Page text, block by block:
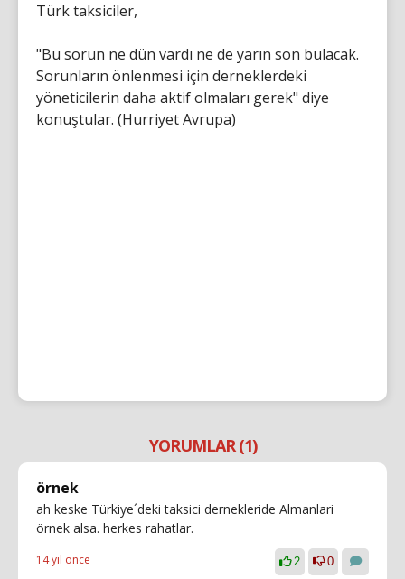
Türk taksiciler,
"Bu sorun ne dün vardı ne de yarın son bulacak.
Sorunların önlenmesi için derneklerdeki
yöneticilerin daha aktif olmaları gerek" diye
konuştular. (Hurriyet Avrupa)
YORUMLAR (1)
örnek
ah keske Türkiye´deki taksici dernekleride Almanlari
örnek alsa. herkes rahatlar.
14 yıl önce 2 0